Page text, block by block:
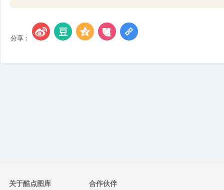
分享：
关于酷点图库 合作伙伴